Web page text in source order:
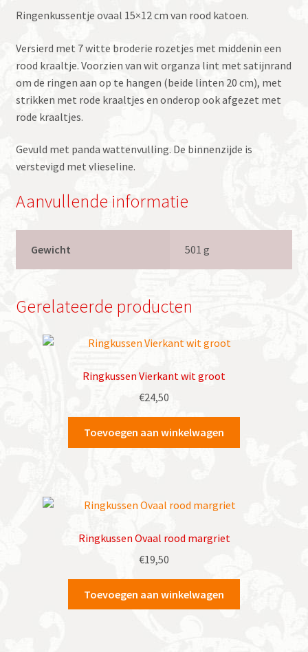
Ringenkussentje ovaal 15×12 cm van rood katoen.
Versierd met 7 witte broderie rozetjes met middenin een
rood kraaltje. Voorzien van wit organza lint met satijnrand
om de ringen aan op te hangen (beide linten 20 cm), met
strikken met rode kraaltjes en onderop ook afgezet met
rode kraaltjes.
Gevuld met panda wattenvulling. De binnenzijde is
verstevigd met vlieseline.
Aanvullende informatie
Gewicht 501 g
Gerelateerde producten
Ringkussen Vierkant wit groot
€24,50
Toevoegen aan winkelwagen
Ringkussen Ovaal rood margriet
€19,50
Toevoegen aan winkelwagen